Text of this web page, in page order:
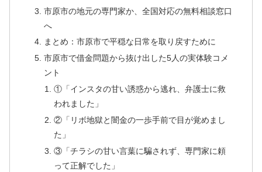
市原市の地元の専門家か、全国対応の無料相談窓口
へ
まとめ：市原市で平穏な日常を取り戻すために
市原市で借金問題から抜け出した5人の実体験コメ
ント
①「インスタの甘い誘惑から逃れ、弁護士に救
われました」
②「リボ地獄と闇金の一歩手前で目が覚めまし
た」
③「チラシの甘い言葉に騙されず、専門家に頼
って正解でした」